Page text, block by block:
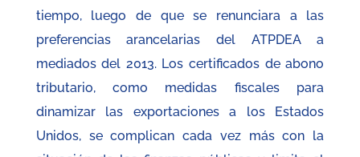
tiempo, luego de que se renunciara a las
preferencias arancelarias del ATPDEA a
mediados del 2013. Los certificados de abono
tributario, como medidas fiscales para
dinamizar las exportaciones a los Estados
Unidos, se complican cada vez más con la